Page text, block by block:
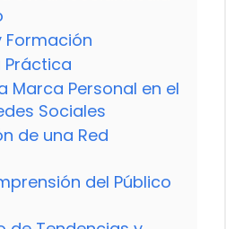
Formación
Práctica
Marca Personal en el
Sociales
de una Red
del Público